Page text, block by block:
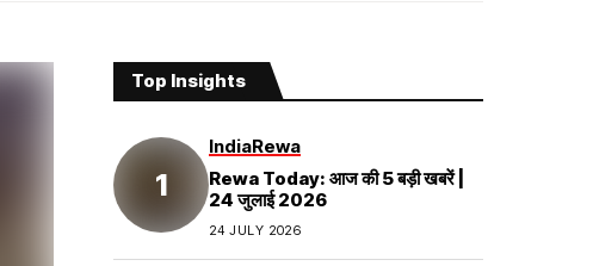
Top Insights
IndiaRewa
Rewa Today: आज की 5 बड़ी खबरें |
24 जुलाई 2026
24 JULY 2026